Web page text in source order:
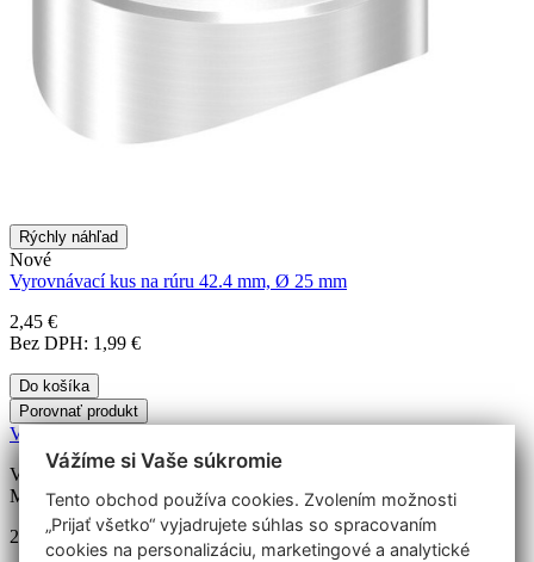
Rýchly náhľad
Nové
Vyrovnávací kus na rúru 42.4 mm, Ø 25 mm
2,45 €
Bez DPH: 1,99 €
Do košíka
Porovnať produkt
Vyrovnávací kus na rúru 42.4 mm, Ø 25 mm
Vyrovnávací kus Ø 25 mm Na rúru: 42.4 mm Otvor: 10.5 mm
Materiál: nerez V4A 1.44401/04 / AISI 316..
2,45 € Bez DPH: 1,99 €
Vážíme si Vaše súkromie
Tento obchod používa cookies. Zvolením možnosti
„Prijať všetko“ vyjadrujete súhlas so spracovaním
cookies na personalizáciu, marketingové a analytické